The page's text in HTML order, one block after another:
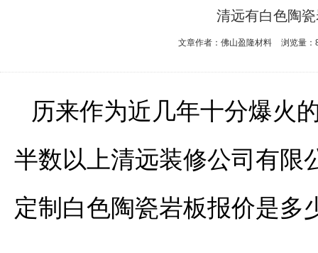
清远有白色陶
文章作者：佛山盈隆材料 浏览量：
历来作为近几年十分爆火
半数以上清远装修公司有限
定制白色陶瓷岩板报价是多